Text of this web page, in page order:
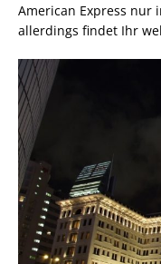
American Express nur
allerdings findet Ihr